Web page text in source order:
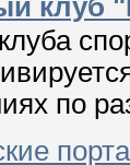
клуб
по